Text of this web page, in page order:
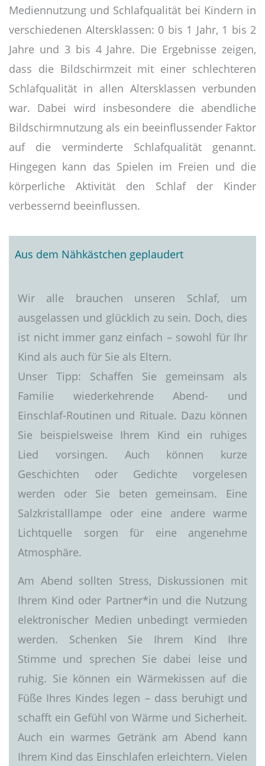
Mediennutzung und Schlafqualität bei Kindern in
verschiedenen Altersklassen: 0 bis 1 Jahr, 1 bis 2
Jahre und 3 bis 4 Jahre. Die Ergebnisse zeigen,
dass die Bildschirmzeit mit einer schlechteren
Schlafqualität in allen Altersklassen verbunden
war. Dabei wird insbesondere die abendliche
Bildschirmnutzung als ein beeinflussender Faktor
auf die verminderte Schlafqualität genannt.
Hingegen kann das Spielen im Freien und die
körperliche Aktivität den Schlaf der Kinder
verbessernd beeinflussen.
Aus dem Nähkästchen geplaudert
Wir alle brauchen unseren Schlaf, um
ausgelassen und glücklich zu sein. Doch, dies
ist nicht immer ganz einfach – sowohl für Ihr
Kind als auch für Sie als Eltern.
Unser Tipp: Schaffen Sie gemeinsam als
Familie wiederkehrende Abend- und
Einschlaf-Routinen und Rituale. Dazu können
Sie beispielsweise Ihrem Kind ein ruhiges
Lied vorsingen. Auch können kurze
Geschichten oder Gedichte vorgelesen
werden oder Sie beten gemeinsam. Eine
Salzkristalllampe oder eine andere warme
Lichtquelle sorgen für eine angenehme
Atmosphäre.
Am Abend sollten Stress, Diskussionen mit
Ihrem Kind oder Partner*in und die Nutzung
elektronischer Medien unbedingt vermieden
werden. Schenken Sie Ihrem Kind Ihre
Stimme und sprechen Sie dabei leise und
ruhig. Sie können ein Wärmekissen auf die
Füße Ihres Kindes legen – dass beruhigt und
schafft ein Gefühl von Wärme und Sicherheit.
Auch ein warmes Getränk am Abend kann
Ihrem Kind das Einschlafen erleichtern. Vielen